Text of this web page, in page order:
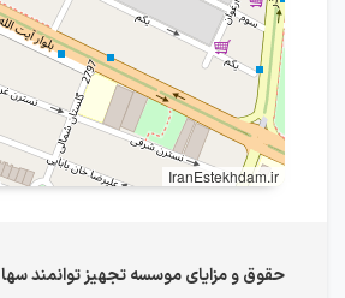
IranEstekhdam.ir
حقوق و مزایای موسسه تجهیز توانمند سها